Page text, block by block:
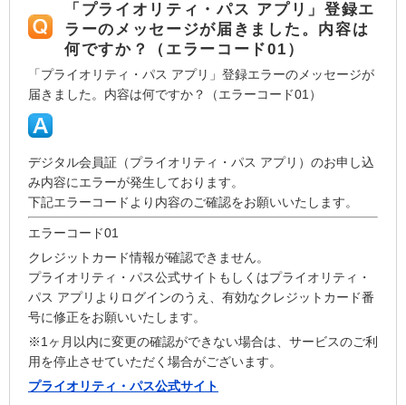
「プライオリティ・パス アプリ」登録エ
ラーのメッセージが届きました。内容は
何ですか？（エラーコード01）
「プライオリティ・パス アプリ」登録エラーのメッセージが
届きました。内容は何ですか？（エラーコード01）
デジタル会員証（プライオリティ・パス アプリ）のお申し込
み内容にエラーが発生しております。
下記エラーコードより内容のご確認をお願いいたします。
エラーコード01
クレジットカード情報が確認できません。
プライオリティ・パス公式サイトもしくはプライオリティ・
パス アプリよりログインのうえ、有効なクレジットカード番
号に修正をお願いいたします。
※1ヶ月以内に変更の確認ができない場合は、サービスのご利
用を停止させていただく場合がございます。
プライオリティ・パス公式サイト